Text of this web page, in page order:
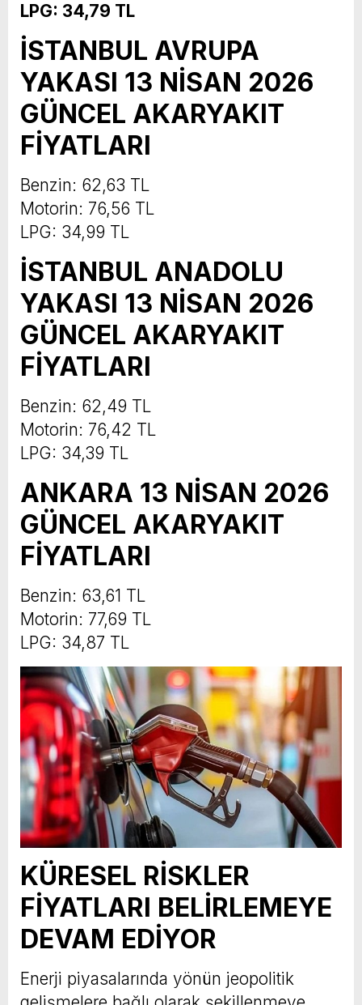
LPG: 34,79 TL
İSTANBUL AVRUPA
YAKASI 13 NİSAN 2026
GÜNCEL AKARYAKIT
FİYATLARI
Benzin: 62,63 TL
Motorin: 76,56 TL
LPG: 34,99 TL
İSTANBUL ANADOLU
YAKASI 13 NİSAN 2026
GÜNCEL AKARYAKIT
FİYATLARI
Benzin: 62,49 TL
Motorin: 76,42 TL
LPG: 34,39 TL
ANKARA 13 NİSAN 2026
GÜNCEL AKARYAKIT
FİYATLARI
Benzin: 63,61 TL
Motorin: 77,69 TL
LPG: 34,87 TL
KÜRESEL RİSKLER
FİYATLARI BELİRLEMEYE
DEVAM EDİYOR
Enerji piyasalarında yönün jeopolitik